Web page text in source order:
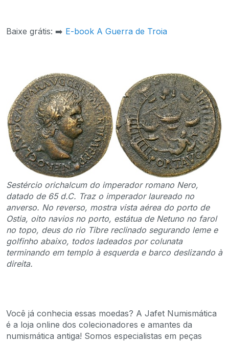
Baixe grátis: ➡️ E-book A Guerra de Troia
Sestércio orichalcum do imperador romano Nero,
datado de 65 d.C. Traz o imperador laureado no
anverso. No reverso, mostra vista aérea do porto de
Ostia, oito navios no porto, estátua de Netuno no farol
no topo, deus do rio Tibre reclinado segurando leme e
golfinho abaixo, todos ladeados por colunata
terminando em templo à esquerda e barco deslizando à
direita.
Você já conhecia essas moedas? A Jafet Numismática
é a loja online dos colecionadores e amantes da
numismática antiga! Somos especialistas em peças